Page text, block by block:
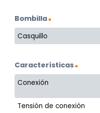
Bombilla
Casquillo
Características
Conexión
Tensión de conexión